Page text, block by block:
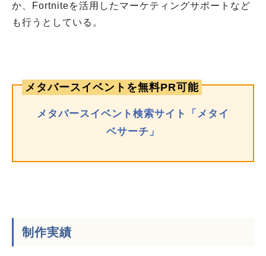
か、Fortniteを活用したマーケティングサポートなど
も行うとしている。
メタバースイベントを無料PR可能
メタバースイベント検索サイト「メタイ
ベサーチ」
制作実績